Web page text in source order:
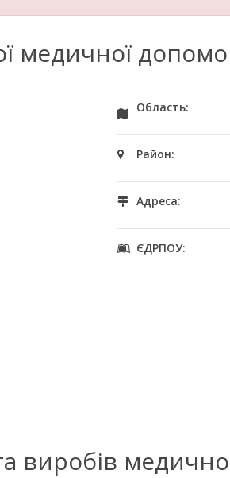
медичної
Область:
Район:
Адреса:
ЄДРПОУ:
виробів